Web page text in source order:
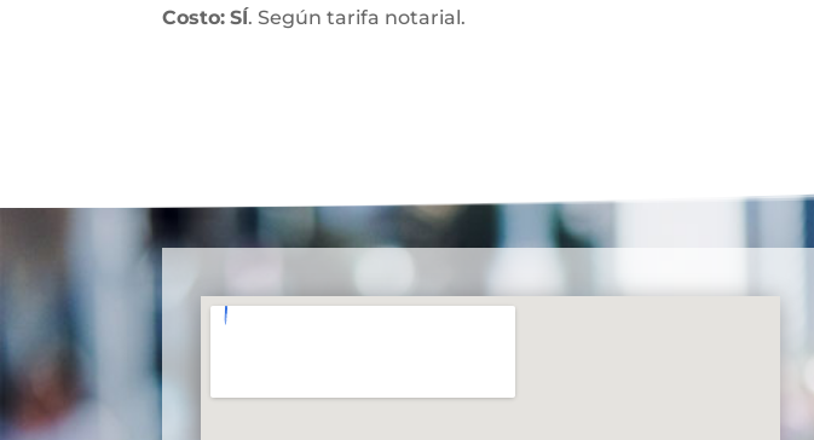
Costo: SÍ. Según tarifa notarial.